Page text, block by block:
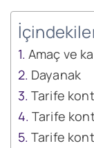
Amaç ve
Dayanak
Tarife
Tarife
Tarife